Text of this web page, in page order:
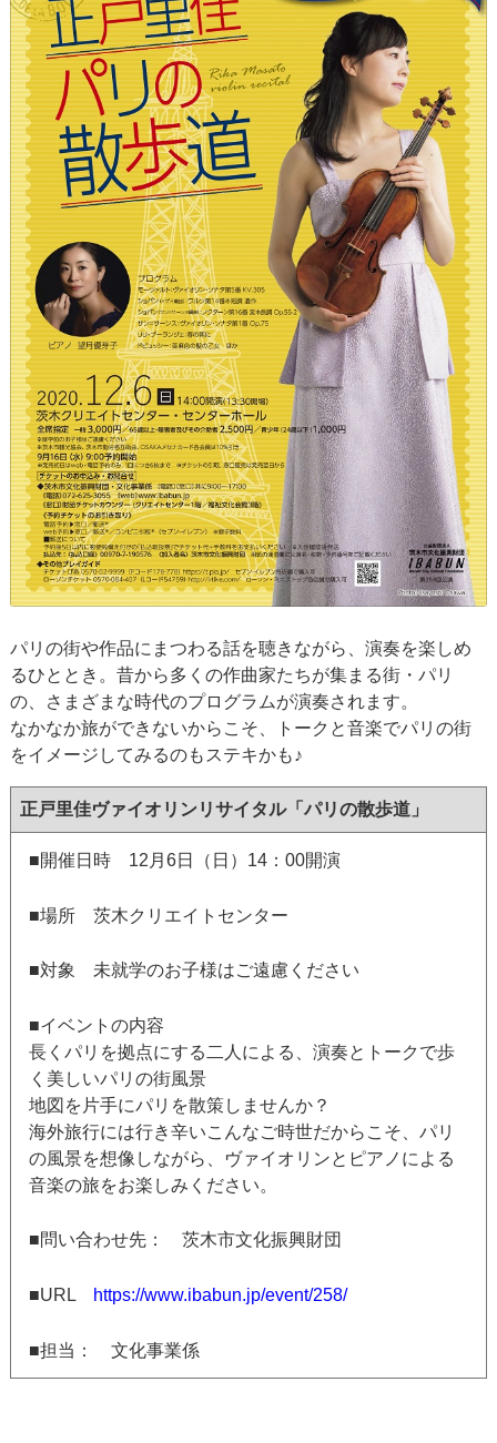
パリの街や作品にまつわる話を聴きながら、演奏を楽しめ
るひととき。昔から多くの作曲家たちが集まる街・パリ
の、さまざまな時代のプログラムが演奏されます。
なかなか旅ができないからこそ、トークと音楽でパリの街
をイメージしてみるのもステキかも♪
正戸里佳ヴァイオリンリサイタル「パリの散歩道」
■開催日時 12月6日（日）14：00開演
■場所 茨木クリエイトセンター
■対象 未就学のお子様はご遠慮ください
■イベントの内容
長くパリを拠点にする二人による、演奏とトークで歩
く美しいパリの街風景
地図を片手にパリを散策しませんか？
海外旅行には行き辛いこんなご時世だからこそ、パリ
の風景を想像しながら、ヴァイオリンとピアノによる
音楽の旅をお楽しみください。
■問い合わせ先： 茨木市文化振興財団
■URL https://www.ibabun.jp/event/258/
■担当： 文化事業係